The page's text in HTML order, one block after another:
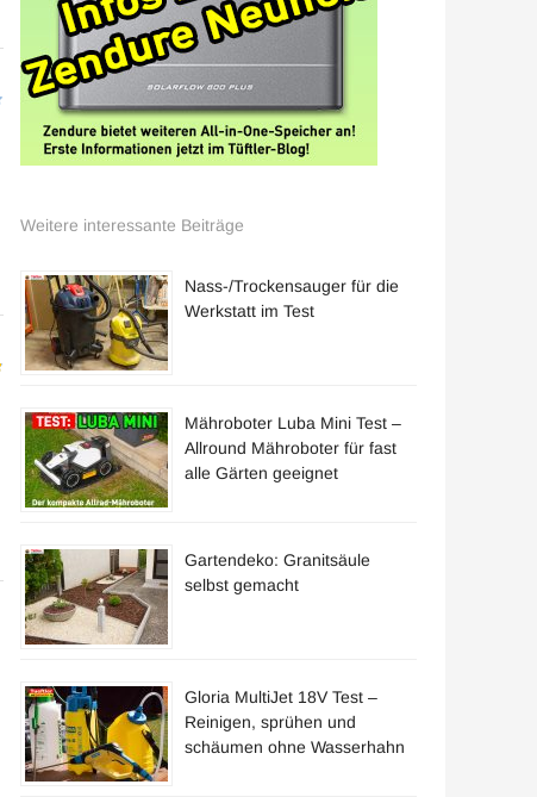
Weitere interessante Beiträge
Nass-/Trockensauger für die
Werkstatt im Test
Mähroboter Luba Mini Test –
Allround Mähroboter für fast
alle Gärten geeignet
Gartendeko: Granitsäule
selbst gemacht
Gloria MultiJet 18V Test –
Reinigen, sprühen und
schäumen ohne Wasserhahn